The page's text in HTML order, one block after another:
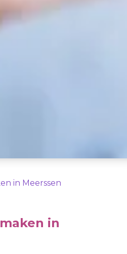
in Meerssen
in